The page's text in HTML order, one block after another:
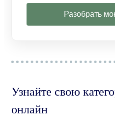
Разобрать
Узнайте свою
онлайн